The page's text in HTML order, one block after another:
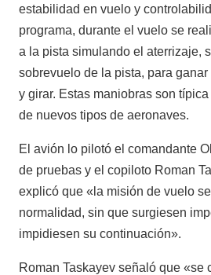
estabilidad en vuelo y
programa, durante el vuelo se
a la pista simulando el aterrizaje,
sobrevuelo de la pista, para
y girar. Estas maniobras son
de nuevos tipos de aeronaves.
El avión lo pilotó el comandante
de pruebas y el copiloto Roman
explicó que «la misión de vuelo
normalidad, sin que surgiesen
impidiesen su continuación».
Roman Taskayev señaló que «se